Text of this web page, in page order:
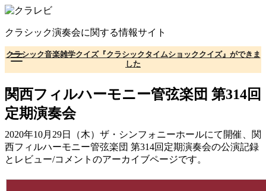
コ
テ
ン
ツ
へ
動
クラシック演奏会に関する情報サイト
クラシック音楽雑学クイズ『クラシックタイムショッククイズ』ができま
した
関西フィルハーモニー管弦楽団 第314回
定期演奏会
2020年10月29日（木）ザ・シンフォニーホールにて開催、関
西フィルハーモニー管弦楽団 第314回定期演奏会の公演記録
とレビュー/コメントのアーカイブページです。